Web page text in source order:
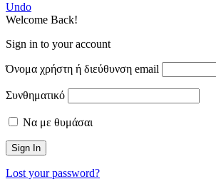
Undo
Welcome Back!
Sign in to your account
Όνομα χρήστη ή διεύθυνση email
Συνθηματικό
Να με θυμάσαι
Lost your password?